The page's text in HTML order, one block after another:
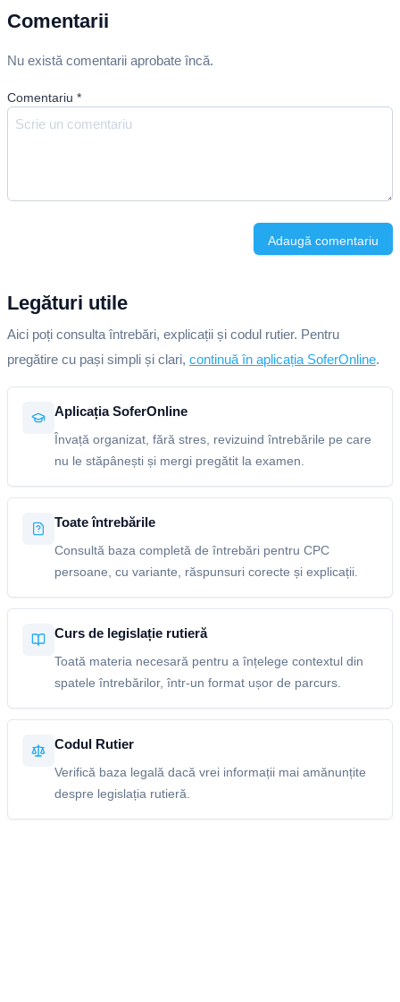
Comentarii
Nu există comentarii aprobate încă.
Comentariu *
Adaugă comentariu
Legături utile
Aici poți consulta întrebări, explicații și codul rutier. Pentru
pregătire cu pași simpli și clari, continuă în aplicația SoferOnline.
Aplicația SoferOnline
Învață organizat, fără stres, revizuind întrebările pe care
nu le stăpânești și mergi pregătit la examen.
Toate întrebările
Consultă baza completă de întrebări pentru CPC
persoane, cu variante, răspunsuri corecte și explicații.
Curs de legislație rutieră
Toată materia necesară pentru a înțelege contextul din
spatele întrebărilor, într-un format ușor de parcurs.
Codul Rutier
Verifică baza legală dacă vrei informații mai amănunțite
despre legislația rutieră.